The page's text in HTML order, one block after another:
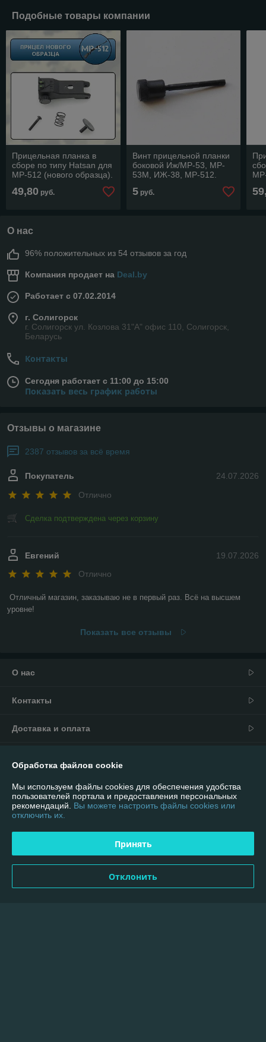
Подобные товары компании
Прицельная планка в
сборе по типу Hatsan для
МР-512 (нового образца).
49,80 руб.
Винт прицельной планки
боковой Иж/МР-53, MP-
53М, ИЖ-38, MP-512.
5руб.
О нас
96% положительных из 54 отзывов за год
Компания продает на Deal.by
Работает с 07.02.2014
г. Солигорск
г. Солигорск ул. Козлова 31"А" офис 110, Солигорск,
Беларусь
Контакты
Сегодня работает с 11:00 до 15:00
Показать весь график работы
Отзывы о магазине
2387 отзывов за всё время
24.07.2026
Покупатель
Отлично
Сделка подтверждена через корзину
19.07.2026
Евгений
Отлично
Отличный магазин, заказываю не в первый раз. Всё на высшем
уровне!
Показать все отзывы
О нас
Контакты
Доставка и оплата
Полная версия сайта
Политика обработки cookies
Сайт создан на платформе Deal.by
Обработка файлов cookie
Мы используем файлы cookies для обеспечения удобства
пользователей портала и предоставления персональных
рекомендаций. Вы можете настроить файлы cookies или
отключить их.
Принять
Отклонить